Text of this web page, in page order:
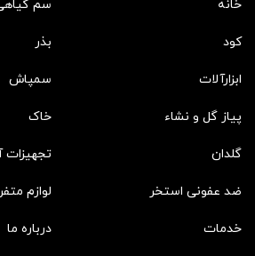
خانه سم
کود بذر
ابزارآلات سمپاش
پیاز گل و نشاء خاک
گلدان تجهیزات
ضد عفونی استخر لوازم
خدمات درباره ما